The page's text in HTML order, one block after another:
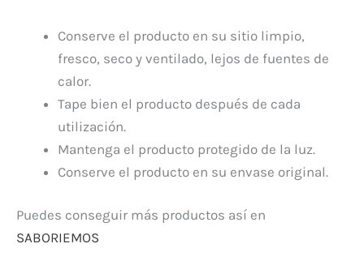
Conserve el producto en su sitio limpio,
fresco, seco y ventilado, lejos de fuentes de
calor.
Tape bien el producto después de cada
utilización.
Mantenga el producto protegido de la luz.
Conserve el producto en su envase original.
Puedes conseguir más productos así en
SABORIEMOS